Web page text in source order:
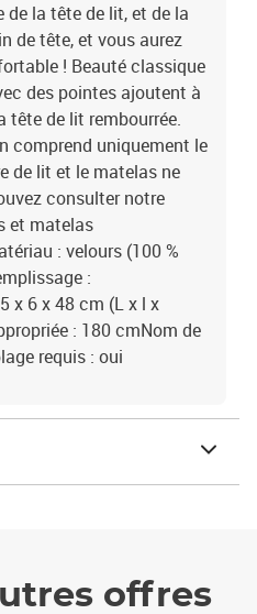
de la tête de lit, et de la
de tête, et vous aurez
! Beauté classique
des pointes ajoutent à
tête de lit rembourrée.
comprend uniquement le
de lit et le matelas ne
consulter notre
et matelas
: velours (100 %
:
x 6 x 48 cm (L x l x
: 180 cmNom de
requis : oui
offres